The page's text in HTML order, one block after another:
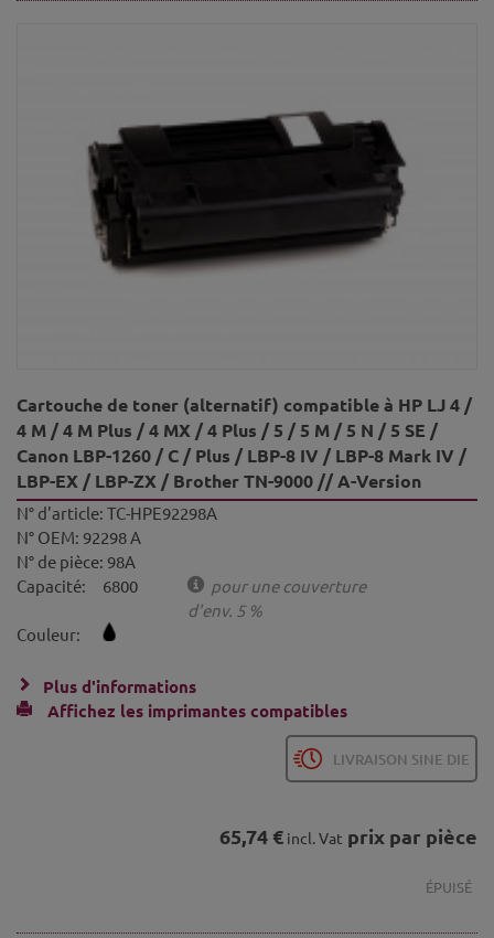
Cartouche de toner (alternatif) compatible à HP LJ 4 /
4 M / 4 M Plus / 4 MX / 4 Plus / 5 / 5 M / 5 N / 5 SE /
Canon LBP-1260 / C / Plus / LBP-8 IV / LBP-8 Mark IV /
LBP-EX / LBP-ZX / Brother TN-9000 // A-Version
N° d'article: TC-HPE92298A
N° OEM: 92298 A
N° de pièce: 98A
Capacité:
6800
pour une couverture
d'env. 5 %
Couleur:
Plus d'informations
Affichez les imprimantes compatibles
LIVRAISON SINE DIE
65,74 € incl. Vat prix par pièce
ÉPUISÉ